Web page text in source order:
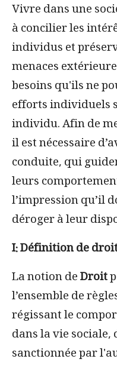
Vivre dans une
à concilier les
individus et
menaces
besoins qu'ils ne
efforts individuels
individu. Afin de
il est nécessaire
conduite, qui
leurs
l’impression qu’il
déroger à leur
I: Définition de
La notion deDroit
l’ensemble de
régissant le
dans la vie
sanctionnée par